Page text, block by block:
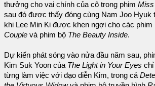
thưởng cho vai chính của cô trong phim
sau đó được thấy đóng cùng Nam Joo Hyuk
khi Lee Min Ki được khen ngợi cho các phim
Couple và phim bộ The Beauty Inside.
Dự kiến phát sóng vào nửa đầu năm sau,
Kim Suk Yoon của The Light in Your Eyes chỉ
từng làm việc với đạo diễn Kim, trong cả